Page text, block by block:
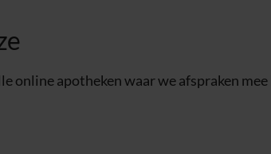
online apotheken waar we afspraken